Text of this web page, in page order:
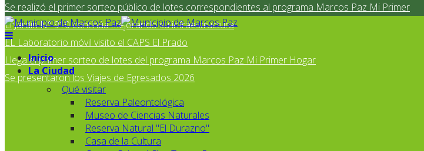
Se realizó el primer sorteo público de lotes correspondientes al programa Marcos Paz Mi Primer
El Jardín N° 910 continúa mejorando su infraestructura
EL Laboratorio móvil visito el CAPS El Prado
Llega el primer sorteo de lotes del programa Marcos Paz Mi Primer Hogar
Se presentaron los Viajes de Egresados 2026
Inicio
La Ciudad
Qué visitar
Reserva Paleontológica
Museo de Ciencias Naturales
Reserva Natural "El Durazno"
Casa de la Cultura